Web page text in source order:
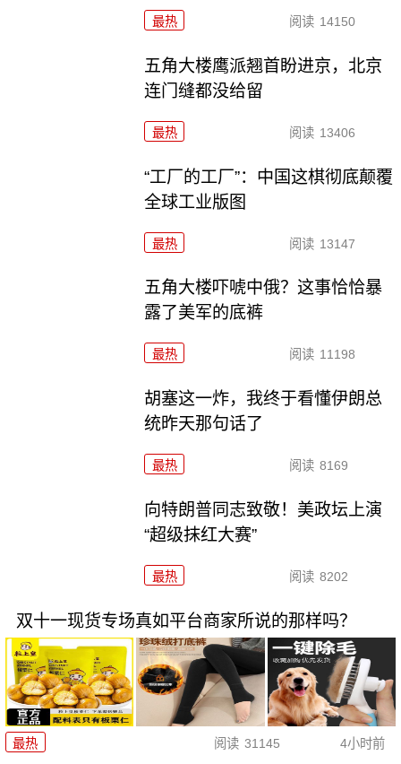
最热 阅读 14150
五角大楼鹰派翘首盼进京，北京
连门缝都没给留
最热 阅读 13406
“工厂的工厂”：中国这棋彻底颠覆
全球工业版图
最热 阅读 13147
五角大楼吓唬中俄？这事恰恰暴
露了美军的底裤
最热 阅读 11198
胡塞这一炸，我终于看懂伊朗总
统昨天那句话了
最热 阅读 8169
向特朗普同志致敬！美政坛上演
“超级抹红大赛”
最热 阅读 8202
双十一现货专场真如平台商家所说的那样吗？
最热 阅读 31145 4小时前